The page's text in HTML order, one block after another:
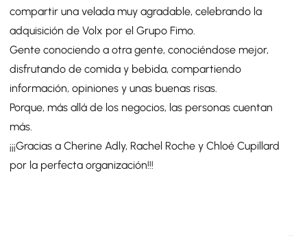
compartir una velada muy agradable, celebrando la
adquisición de Volx por el Grupo Fimo.
Gente conociendo a otra gente, conociéndose mejor,
disfrutando de comida y bebida, compartiendo
información, opiniones y unas buenas risas.
Porque, más allá de los negocios, las personas cuentan
más.
¡¡¡Gracias a Cherine Adly, Rachel Roche y Chloé Cupillard
por la perfecta organización!!!